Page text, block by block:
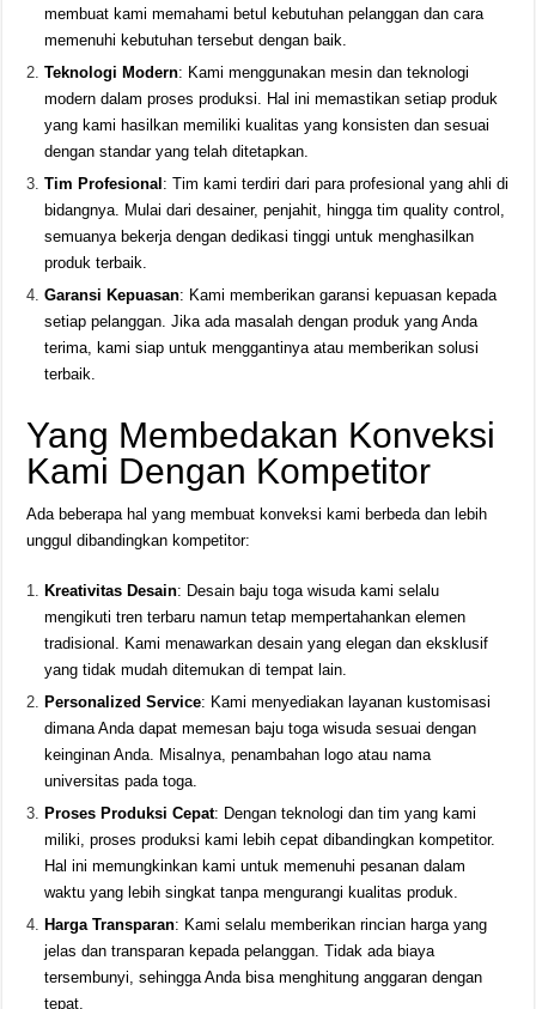
membuat kami memahami betul kebutuhan pelanggan dan cara
memenuhi kebutuhan tersebut dengan baik.
Teknologi Modern: Kami menggunakan mesin dan teknologi
modern dalam proses produksi. Hal ini memastikan setiap produk
yang kami hasilkan memiliki kualitas yang konsisten dan sesuai
dengan standar yang telah ditetapkan.
Tim Profesional: Tim kami terdiri dari para profesional yang ahli di
bidangnya. Mulai dari desainer, penjahit, hingga tim quality control,
semuanya bekerja dengan dedikasi tinggi untuk menghasilkan
produk terbaik.
Garansi Kepuasan: Kami memberikan garansi kepuasan kepada
setiap pelanggan. Jika ada masalah dengan produk yang Anda
terima, kami siap untuk menggantinya atau memberikan solusi
terbaik.
Yang Membedakan Konveksi
Kami Dengan Kompetitor
Ada beberapa hal yang membuat konveksi kami berbeda dan lebih
unggul dibandingkan kompetitor:
Kreativitas Desain: Desain baju toga wisuda kami selalu
mengikuti tren terbaru namun tetap mempertahankan elemen
tradisional. Kami menawarkan desain yang elegan dan eksklusif
yang tidak mudah ditemukan di tempat lain.
Personalized Service: Kami menyediakan layanan kustomisasi
dimana Anda dapat memesan baju toga wisuda sesuai dengan
keinginan Anda. Misalnya, penambahan logo atau nama
universitas pada toga.
Proses Produksi Cepat: Dengan teknologi dan tim yang kami
miliki, proses produksi kami lebih cepat dibandingkan kompetitor.
Hal ini memungkinkan kami untuk memenuhi pesanan dalam
waktu yang lebih singkat tanpa mengurangi kualitas produk.
Harga Transparan: Kami selalu memberikan rincian harga yang
jelas dan transparan kepada pelanggan. Tidak ada biaya
tersembunyi, sehingga Anda bisa menghitung anggaran dengan
tepat.